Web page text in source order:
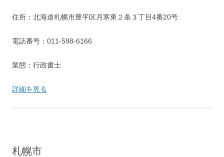
住所：北海道札幌市豊平区月寒東２条３丁目4番20号
電話番号：011-598-6166
業態：行政書士
詳細を見る
札幌市